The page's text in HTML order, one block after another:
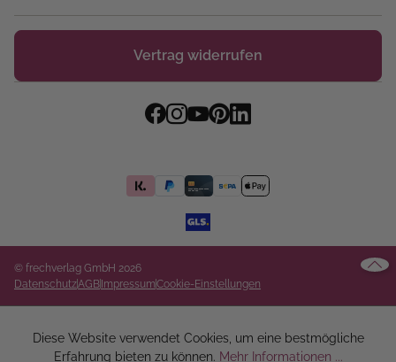
Vertrag widerrufen
© frechverlag GmbH 2026
DatenschutzAGBImpressumCookie-Einstellungen
Diese Website verwendet Cookies, um eine bestmögliche
Erfahrung bieten zu können. Mehr Informationen ...